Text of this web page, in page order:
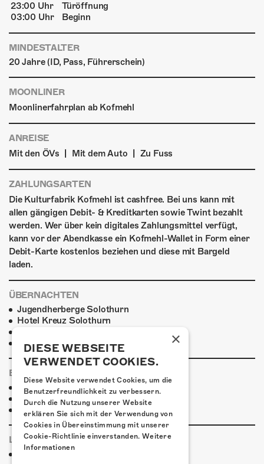
23:00 Uhr
Türöffnung
03:00 Uhr
Beginn
MINDESTALTER
20 Jahre (ID, Pass, Führerschein)
MOONLINER
Moonlinerfahrplan ab Kofmehl
ANREISE
Mit den ÖVs
Mit dem Auto Zu Fuss
ZAHLUNGSARTEN
Die Kulturfabrik Kofmehl ist cashfree. Bei uns kann mit
allen gängigen Debit- & Kreditkarten sowie Twint bezahlt
werden. Wer über kein digitales Zahlungsmittel verfügt,
kann vor der Abendkasse ein Kofmehl-Wallet in Form einer
Debit-Karte kostenlos beziehen und diese mit Bargeld
laden.
ÜBERNACHTEN
Jugendherberge Solothurn
Hotel Kreuz Solothurn
Weitere Unterkünfte
ESSENSTIPPS
Pier 11
Restaurant Kreuz
Pittaria
LINKS & PARTNER
×
DIESE WEBSEITE
VERWENDET COOKIES.
Diese Website verwendet Cookies, um die
Benutzerfreundlichkeit zu verbessern.
Durch die Nutzung unserer Website
erklären Sie sich mit der Verwendung von
Cookies in Übereinstimmung mit unserer
Cookie-Richtlinie einverstanden. Weitere
Informationen